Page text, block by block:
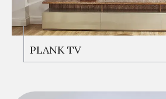
PLANK TV